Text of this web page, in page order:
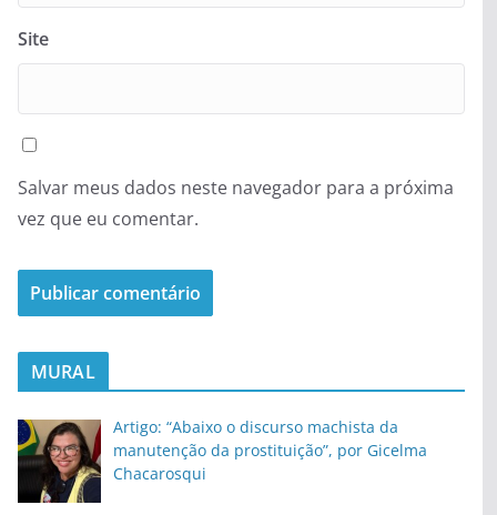
Site
Salvar meus dados neste navegador para a próxima
vez que eu comentar.
MURAL
Artigo: “Abaixo o discurso machista da
manutenção da prostituição”, por Gicelma
Chacarosqui